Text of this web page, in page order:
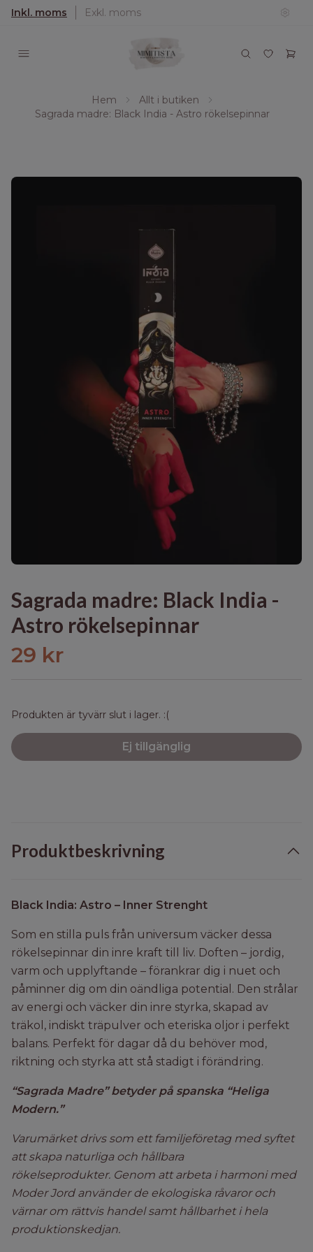
Inkl. moms Exkl. moms
Hem
Allt i butiken
Sagrada madre: Black India - Astro rökelsepinnar
Sagrada madre: Black India -
Astro rökelsepinnar
29 kr
Produkten är tyvärr slut i lager. :(
Ej tillgänglig
Produktbeskrivning
Black India: Astro – Inner Strenght
Som en stilla puls från universum väcker dessa
rökelsepinnar din inre kraft till liv. Doften – jordig,
varm och upplyftande – förankrar dig i nuet och
påminner dig om din oändliga potential. Den strålar
av energi och väcker din inre styrka, skapad av
träkol, indiskt träpulver och eteriska oljor i perfekt
balans. Perfekt för dagar då du behöver mod,
riktning och styrka att stå stadigt i förändring.
“Sagrada Madre” betyder på spanska “Heliga
Modern.”
Varumärket drivs som ett familjeföretag med syftet
att skapa naturliga och hållbara
rökelseprodukter. Genom att arbeta i harmoni med
Moder Jord använder de ekologiska råvaror och
värnar om rättvis handel samt hållbarhet i hela
produktionskedjan.